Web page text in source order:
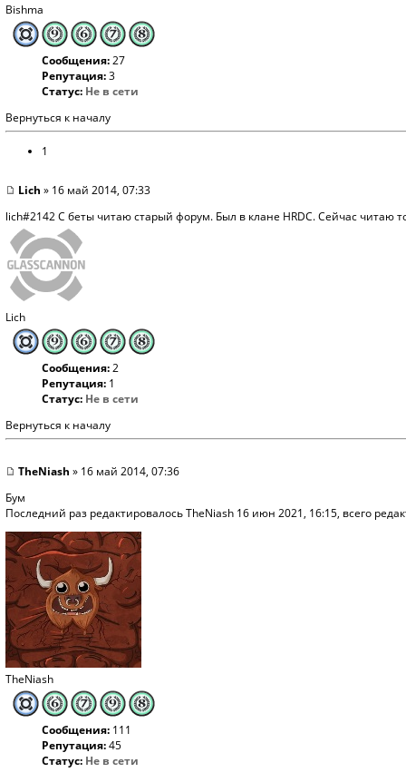
Bishma
Сообщения:27
Репутация:3
Статус: Не в сети
Вернуться к началу
1
Lich » 16 май 2014, 07:33
lich#2142 С беты читаю старый форум. Был в клане HRDC. Сейчас читаю
Lich
Сообщения:2
Репутация: 1
Статус: Не в сети
Вернуться к началу
TheNiash » 16 май 2014, 07:36
Бум
Последний раз редактировалосьTheNiash 16 июн 2021, 16:15, всего
TheNiash
Сообщения: 111
Репутация:45
Статус: Не в сети